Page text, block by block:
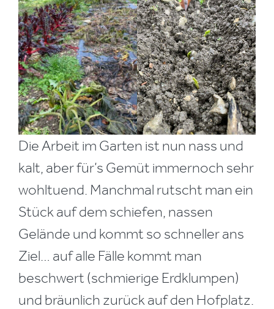
Die Arbeit im Garten ist nun nass und
kalt, aber für’s Gemüt immernoch sehr
wohltuend. Manchmal rutscht man ein
Stück auf dem schiefen, nassen
Gelände und kommt so schneller ans
Ziel… auf alle Fälle kommt man
beschwert (schmierige Erdklumpen)
und bräunlich zurück auf den Hofplatz.